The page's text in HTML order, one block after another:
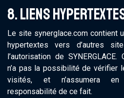
8. LIENS
Le site synerglace.com contient
hypertextes vers d’autres
l’autorisation de SYNERGLACE.
n’a pas la possibilité de vérifier
visités, et n’assumera en
responsabilité de ce fait.